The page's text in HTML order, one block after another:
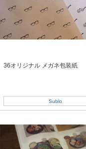
36オリジナル メガネ包装紙
Sublo